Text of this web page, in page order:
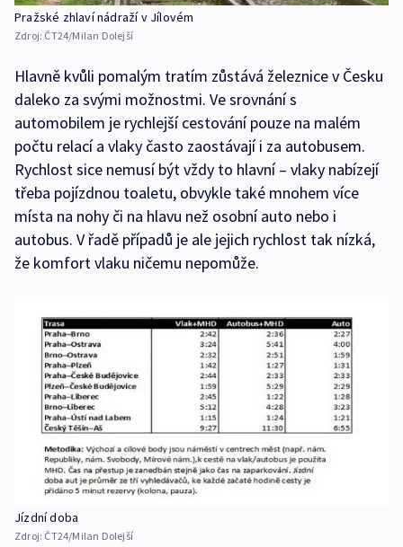
Pražské zhlaví nádraží v Jílovém
Zdroj: ČT24/Milan Dolejší
Hlavně kvůli pomalým tratím zůstává železnice v Česku
daleko za svými možnostmi. Ve srovnání s
automobilem je rychlejší cestování pouze na malém
počtu relací a vlaky často zaostávají i za autobusem.
Rychlost sice nemusí být vždy to hlavní – vlaky nabízejí
třeba pojízdnou toaletu, obvykle také mnohem více
místa na nohy či na hlavu než osobní auto nebo i
autobus. V řadě případů je ale jejich rychlost tak nízká,
že komfort vlaku ničemu nepomůže.
Jízdní doba
Zdroj: ČT24/Milan Dolejší